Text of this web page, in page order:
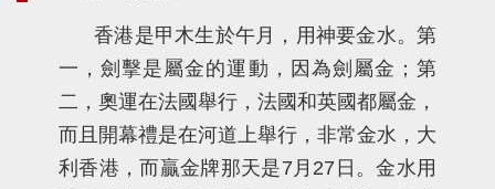
香港是甲木生於午月，用神要金水。第
一，劍擊是屬金的運動，因為劍屬金；第
二，奧運在法國舉行，法國和英國都屬金，
而且開幕禮是在河道上舉行，非常金水，大
利香港，而贏金牌那天是7月27日。金水用